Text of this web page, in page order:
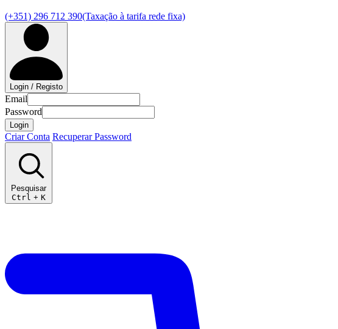
(+351) 296 712 390(Taxação à tarifa rede fixa)
Login / Registo
Email
Password
Login
Criar Conta Recuperar Password
Pesquisar
Ctrl + K